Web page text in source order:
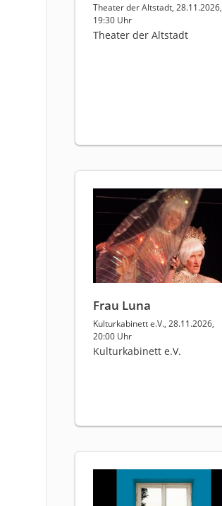
Theater der Altstadt, 28.11.2026,
19:30 Uhr
Theater der Altstadt
Frau Luna
Kulturkabinett e.V., 28.11.2026,
20:00 Uhr
Kulturkabinett e.V.